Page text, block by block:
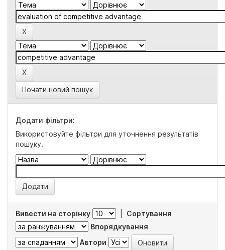
Почати новий пошук
Додати фільтри:
Використовуйте фільтри для уточнення результатів
пошуку.
Вивести на сторінку
Сортування
Впорядкування
Автори